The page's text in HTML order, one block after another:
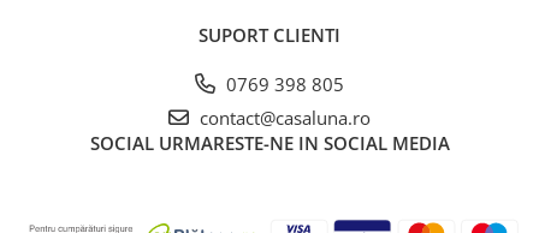
SUPORT CLIENTI
0769 398 805
contact@casaluna.ro
SOCIAL URMARESTE-NE IN SOCIAL MEDIA